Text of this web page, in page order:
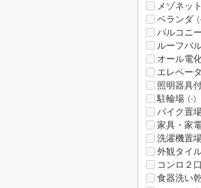
メゾネット
ベランダ
バルコニー
ルーフバ
オール電
エレベー
照明器具
駐輪場 (-)
バイク置
家具・家
洗濯機置
外観タイ
コンロ２
食器洗い